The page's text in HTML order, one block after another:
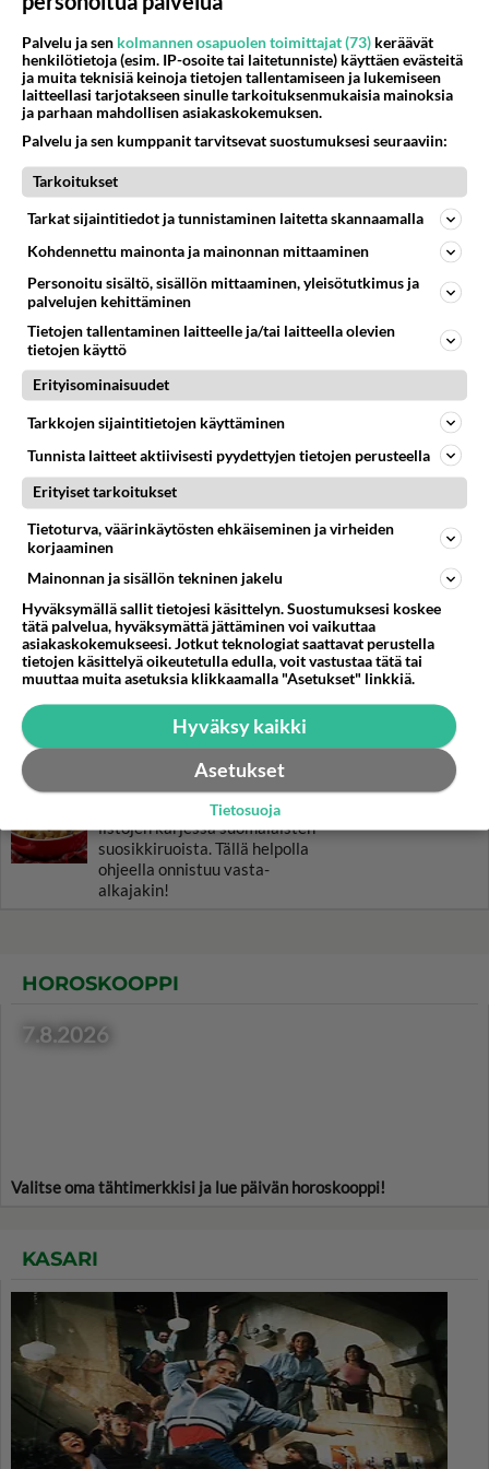
Piimäkakku - muistoja
Nakkikeitto on arjen
pelastajakeitto.
Amerikkalaiset pannukakut
eivät jätä ketään nälkäiseksi.
Uuniperunat varioituvat
syöjän mukaan. Pistä väliin
kala-, liha- tai kasvistäytettä -
Makaronilaatikko on aina
listojen kärjessä suomalaisten
suosikkiruoista. Tällä helpolla
ohjeella onnistuu vasta-
alkajakin!
HOROSKOOPPI
7.8.2026
Valitse oma tähtimerkkisi ja lue päivän horoskooppi!
KASARI
Palvelu ja sen kolmannen osapuolen toimittajat (73) keräävät
henkilötietoja (esim. IP-osoite tai laitetunniste) käyttäen evästeitä
ja muita teknisiä keinoja tietojen tallentamiseen ja lukemiseen
laitteellasi tarjotakseen sinulle tarkoituksenmukaisia mainoksia
ja parhaan mahdollisen asiakaskokemuksen.
Palvelu ja sen kumppanit tarvitsevat suostumuksesi seuraaviin:
Tarkoitukset
Tarkat sijaintitiedot ja tunnistaminen laitetta skannaamalla
Kohdennettu mainonta ja mainonnan mittaaminen
Personoitu sisältö, sisällön mittaaminen, yleisötutkimus ja
palvelujen kehittäminen
Tietojen tallentaminen laitteelle ja/tai laitteella olevien
tietojen käyttö
Erityisominaisuudet
Tarkkojen sijaintitietojen käyttäminen
Tunnista laitteet aktiivisesti pyydettyjen tietojen perusteella
Erityiset tarkoitukset
Tietoturva, väärinkäytösten ehkäiseminen ja virheiden
korjaaminen
Mainonnan ja sisällön tekninen jakelu
Hyväksymällä sallit tietojesi käsittelyn. Suostumuksesi koskee
tätä palvelua, hyväksymättä jättäminen voi vaikuttaa
asiakaskokemukseesi. Jotkut teknologiat saattavat perustella
tietojen käsittelyä oikeutetulla edulla, voit vastustaa tätä tai
muuttaa muita asetuksia klikkaamalla "Asetukset" linkkiä.
Hyväksy kaikki
Asetukset
Tietosuoja